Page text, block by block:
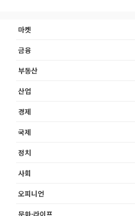
마켓
금융
부동산
산업
경제
국제
정치
사회
오피니언
문화·라이프